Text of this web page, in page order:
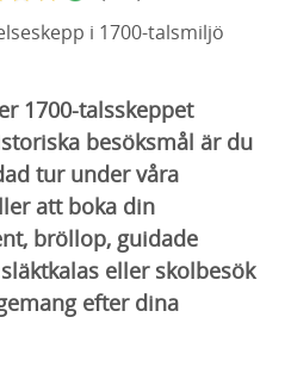
i 1700-talsmiljö
1700-talsskeppet
besöksmål är du
tur under våra
att boka din
bröllop, guidade
eller skolbesök
efter dina